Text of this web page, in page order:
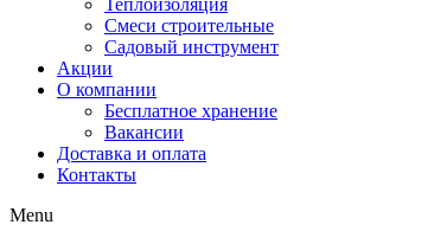
Теплоизоляция
Смеси строительные
Садовый инструмент
Акции
О компании
Бесплатное хранение
Вакансии
Доставка и оплата
Контакты
Menu